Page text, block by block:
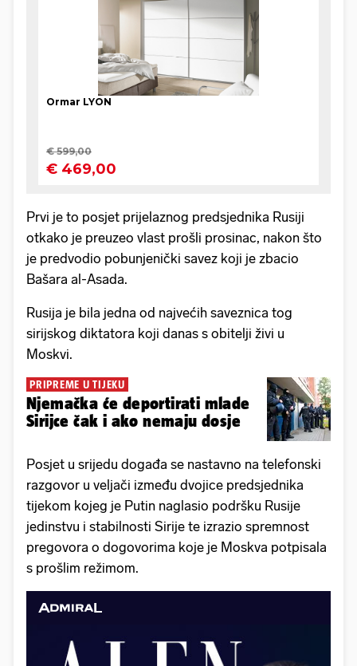
Prvi je to posjet prijelaznog predsjednika Rusiji
otkako je preuzeo vlast prošli prosinac, nakon što
je predvodio pobunjenički savez koji je zbacio
Bašara al-Asada.
Rusija je bila jedna od najvećih saveznica tog
sirijskog diktatora koji danas s obitelji živi u
Moskvi.
PRIPREME U TIJEKU
Njemačka će deportirati mlade
Sirijce čak i ako nemaju dosje
Posjet u srijedu događa se nastavno na telefonski
razgovor u veljači između dvojice predsjednika
tijekom kojeg je Putin naglasio podršku Rusije
jedinstvu i stabilnosti Sirije te izrazio spremnost
pregovora o dogovorima koje je Moskva potpisala
s prošlim režimom.